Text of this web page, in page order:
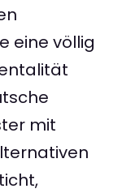
eine völlig
mit